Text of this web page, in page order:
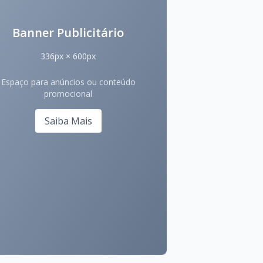
Banner Publicitário
336px × 600px
Espaço para anúncios ou conteúdo
promocional
Saiba Mais